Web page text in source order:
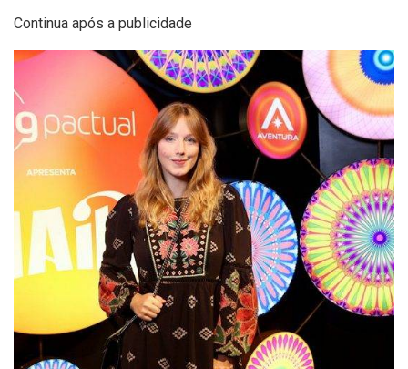
Continua após a publicidade